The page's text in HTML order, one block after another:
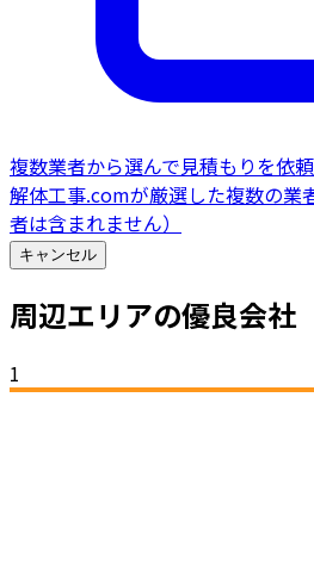
複数業者から選んで見積もりを依
解体工事.comが厳選した複数の業
者は含まれません）
キャンセル
周辺エリアの優良会社
1